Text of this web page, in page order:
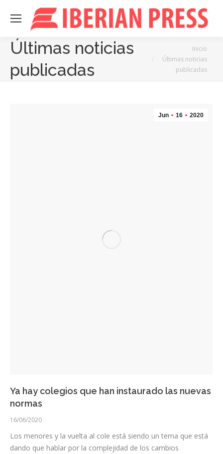
Últimas noticias
publicadas
Inicio
Últimas noticias
publicadas
Jun 16 2020
Ya hay colegios que han instaurado las nuevas
normas
16/06/2020
Los menores y la vuelta al cole está siendo un tema que está
dando que hablar por la complejidad de los cambios